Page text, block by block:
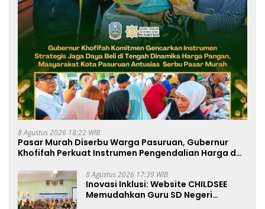
8 Agustus 2026 18:22 WIB
Pasar Murah Diserbu Warga Pasuruan, Gubernur
Khofifah Perkuat Instrumen Pengendalian Harga dan
8 Agustus 2026 17:39 WIB
Inovasi Inklusi: Website CHILDSEE
Memudahkan Guru SD Negeri